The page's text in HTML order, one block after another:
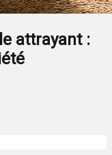
attrayant :